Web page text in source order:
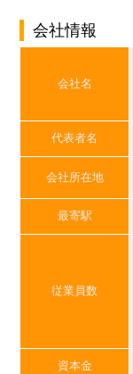
会社情報
会社名
代表者名
会社所在地
最寄駅
従業員数
資本金